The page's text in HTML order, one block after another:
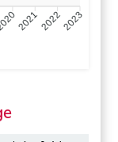
202120222023